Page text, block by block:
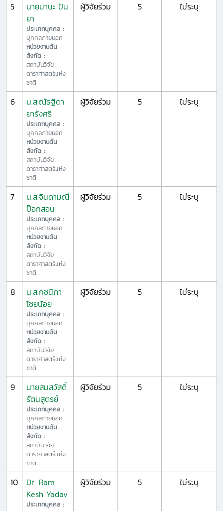
5
นายมานะ ปัน
ยา
ประเภทบุคคล :
บุคคลภายนอก
หน่วยงานต้น
สังกัด :
สถาบันวิจัย
ดาราศาสตร์แห่ง
ชาติ
ผู้วิจัยร่วม 5 ไม่ระบุ
6
น.ส.ณัธฐิดา
ยารังศรี
ประเภทบุคคล :
บุคคลภายนอก
หน่วยงานต้น
สังกัด :
สถาบันวิจัย
ดาราศาสตร์แห่ง
ชาติ
ผู้วิจัยร่วม 5 ไม่ระบุ
7
น.ส.จินดามณี
ป๊อกสอน
ประเภทบุคคล :
บุคคลภายนอก
หน่วยงานต้น
สังกัด :
สถาบันวิจัย
ดาราศาสตร์แห่ง
ชาติ
ผู้วิจัยร่วม 5 ไม่ระบุ
8
น.ส.กชนิภา
ไชยน้อย
ประเภทบุคคล :
บุคคลภายนอก
หน่วยงานต้น
สังกัด :
สถาบันวิจัย
ดาราศาสตร์แห่ง
ชาติ
ผู้วิจัยร่วม 5 ไม่ระบุ
9
นายสมสวัสดิ์
รัตนสูตรย์
ประเภทบุคคล :
บุคคลภายนอก
หน่วยงานต้น
สังกัด :
สถาบันวิจัย
ดาราศาสตร์แห่ง
ชาติ
ผู้วิจัยร่วม 5 ไม่ระบุ
10
Dr. Ram
Kesh Yadav
ประเภทบุคคล :
ผู้วิจัยร่วม 5 ไม่ระบุ